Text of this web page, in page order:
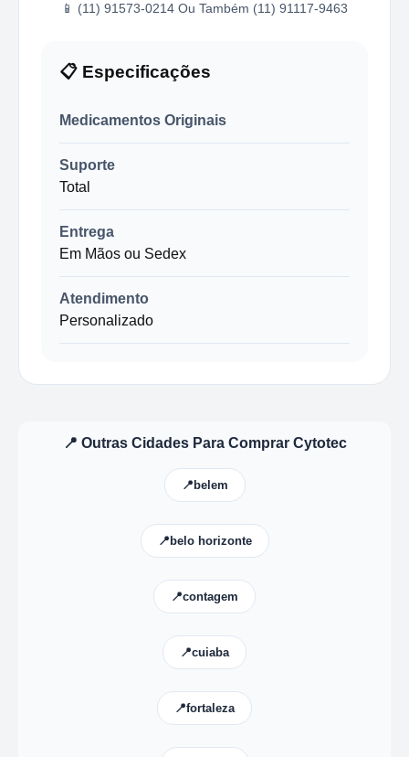
📱 (11) 91573-0214 Ou Também (11) 91117-9463
📋 Especificações
Medicamentos Originais
Suporte
Total
Entrega
Em Mãos ou Sedex
Atendimento
Personalizado
📍 Outras Cidades Para Comprar Cytotec
📍belem
📍belo horizonte
📍contagem
📍cuiaba
📍fortaleza